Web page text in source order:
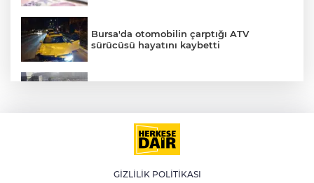
Bursa'da otomobilin çarptığı ATV
sürücüsü hayatını kaybetti
LGS yerleştirme sonuçları açıklandı
GİZLİLİK POLİTİKASI